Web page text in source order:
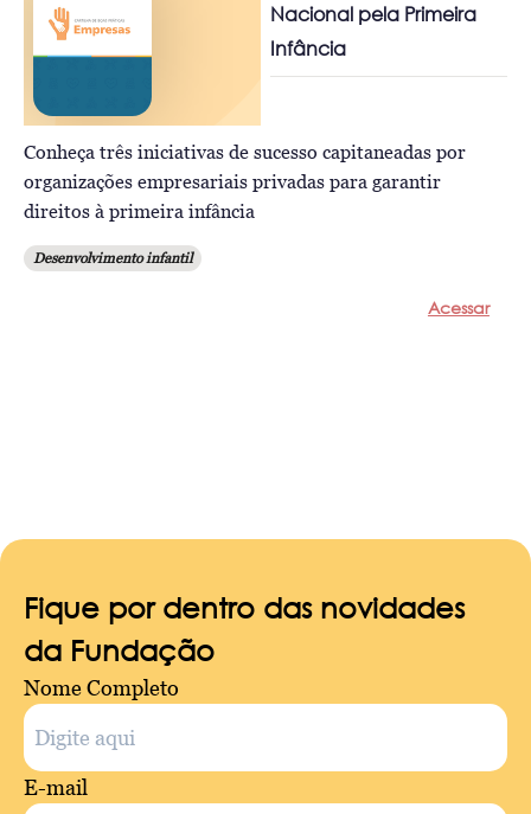
Nacional pela Primeira
Infância
Conheça três iniciativas de sucesso capitaneadas por
organizações empresariais privadas para garantir
direitos à primeira infância
Desenvolvimento infantil
Acessar
Fique por dentro das novidades
da Fundação
Nome Completo
E-mail